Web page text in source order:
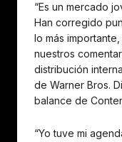
“Es un mercado
Han corregido
lo más
nuestros
distribución
de Warner Bros.
balance de
“Yo tuve mi